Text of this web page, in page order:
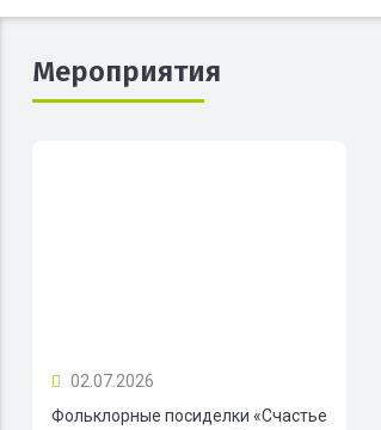
Мероприятия
02.07.2026
Фольклорные посиделки «Счастье